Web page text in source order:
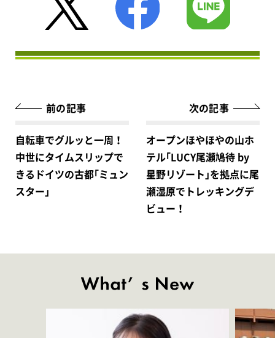
前の記事
自転車でグルッと一周！
中世にタイムスリップで
きるドイツの古都｢ミュン
スター｣
次の記事
オープンほやほやの山ホ
テル｢LUCY尾瀬鳩待 by
星野リゾート｣を拠点に尾
瀬湿原でトレッキングデ
ビュー！